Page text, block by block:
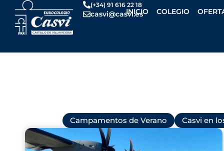
contenido
(+34) 91 616 22 18
casvi@casvi.es
INICIO COLEGIO
Campamentos de Verano Casvi en